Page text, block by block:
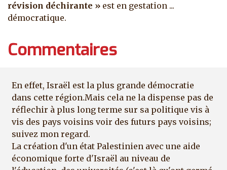
révision déchirante » est en gestation ...
démocratique.
Commentaires
En effet, Israël est la plus grande démocratie
dans cette région.Mais cela ne la dispense pas de
réflechir à plus long terme sur sa politique vis à
vis des pays voisins voir des futurs pays voisins;
suivez mon regard.
La création d'un état Palestinien avec une aide
économique forte d'Israël au niveau de